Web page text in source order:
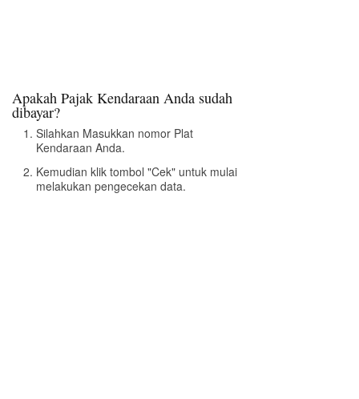
Apakah Pajak Kendaraan Anda sudah
dibayar?
Silahkan Masukkan nomor Plat
Kendaraan Anda.
Kemudian klik tombol "Cek" untuk mulai
melakukan pengecekan data.